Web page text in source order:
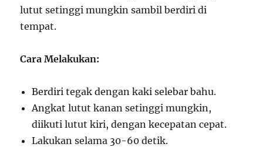
lutut setinggi mungkin sambil berdiri di
tempat.
Cara Melakukan:
Berdiri tegak dengan kaki selebar bahu.
Angkat lutut kanan setinggi mungkin,
diikuti lutut kiri, dengan kecepatan cepat.
Lakukan selama 30-60 detik.